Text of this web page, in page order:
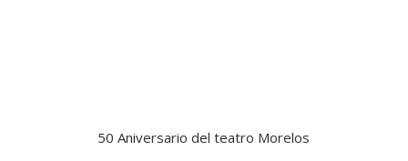
50 Aniversario del teatro Morelos